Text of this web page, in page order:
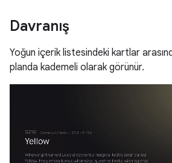
Davranış
Yoğun içerik listesindeki kartlar
planda kademeli olarak görünür.